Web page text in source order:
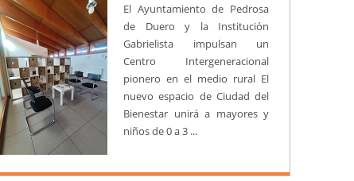
El Ayuntamiento de Pedrosa
de Duero y la Institución
Gabrielista impulsan un
Centro Intergeneracional
pionero en el medio rural El
nuevo espacio de Ciudad del
Bienestar unirá a mayores y
niños de 0 a 3 ...